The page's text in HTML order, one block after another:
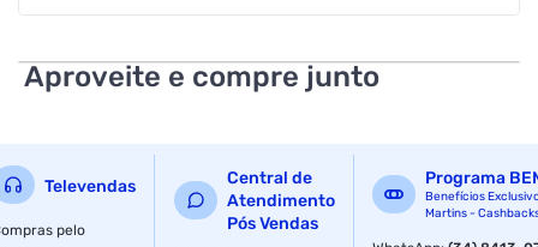
Aproveite e compre junto
Televendas
pelo
Central de
Atendimento
Pós Vendas
Programa
Benefícios
Martins -